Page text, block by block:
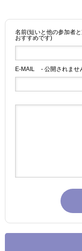
名前(短いと他の参加者
おすすめです)
E-MAIL - 公開されませ